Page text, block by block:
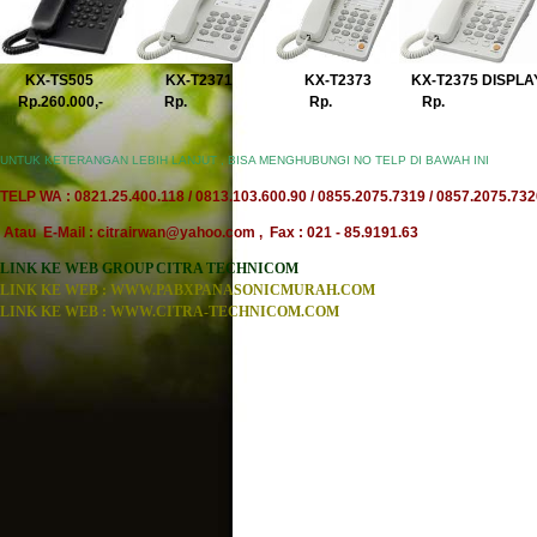
KX-TS505 KX-T2371 KX-T2373 KX-T2375
Rp.260.000,- Rp. Rp. Rp.
UNTUK KETERANGAN LEBIH LANJUT , BISA MENGHUBUNGI NO TELP DI BAWAH INI
TELP WA : 0821.25.400.118 / 0813.103.600.90 / 0855.2075.7319 /
Atau E-Mail : citrairwan@yahoo.com , Fax : 021 - 85.9191.63
LINK KE WEB GROUP CITRA TECHNICOM
LINK KE WEB : WWW.PABXPANASONICMURAH.COM
LINK KE WEB : WWW.CITRA-TECHNICOM.COM